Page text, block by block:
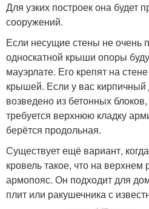
Для узких построек она будет
сооружений.
Если несущие стены не очень
односкатной крыши опоры
мауэрлате. Его крепят на
крышей. Если у вас
возведено из бетонных
требуется верхнюю кладку
берётся продольная.
Существует ещё вариант,
кровель такое, что на
армопояс. Он подходит для
плит или ракушечника с